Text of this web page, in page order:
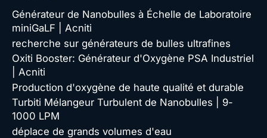
Générateur de Nanobulles à Échelle de Laboratoire
miniGaLF | Acniti
recherche sur générateurs de bulles ultrafines
Oxiti Booster: Générateur d'Oxygène PSA Industriel
| Acniti
Production d'oxygène de haute qualité et durable
Turbiti Mélangeur Turbulent de Nanobulles | 9-
1000 LPM
déplace de grands volumes d'eau